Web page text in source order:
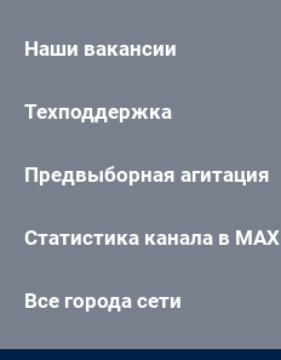
Наши вакансии
Техподдержка
Предвыборная агитация
Статистика канала в MAX
Все города сети